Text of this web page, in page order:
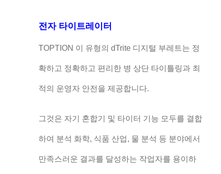
전자 타이트레이터
TOPTION 이 유형의 dTrite 디지털 부레트는 정
확하고 정확하고 편리한 병 상단 타이틀링과 최
적의 운영자 안전을 제공합니다.
그것은 자기 혼합기 및 타이터 기능 모두를 결합
하여 분석 화학, 식품 산업, 물 분석 등 분야에서
만족스러운 결과를 달성하는 작업자를 용이하